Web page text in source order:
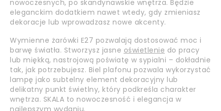
nowoczesnych, po skandynawskie wnętrza. Będzie
eleganckim dodatkiem nawet wtedy, gdy zmieniasz
dekoracje lub wprowadzasz nowe akcenty.
Wymienne żarówki E27 pozwalają dostosować moc i
barwę światła. Stworzysz jasne oświetlenie do pracy
lub miękką, nastrojową poświatę w sypialni – dokładnie
tak, jak potrzebujesz. Biel plafonu pozwala wykorzystać
lampę jako subtelny element dekoracyjny lub
delikatny punkt świetlny, który podkreśla charakter
wnętrza. SKALA to nowoczesność i elegancja w
najlepszym wydaniu.